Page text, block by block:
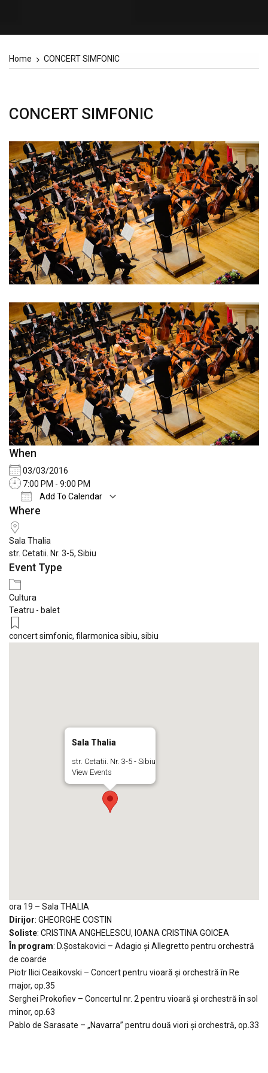
Home CONCERT SIMFONIC
CONCERT SIMFONIC
When
03/03/2016
7:00 PM - 9:00 PM
Add To Calendar
Download ICS
Where
Sala Thalia
str. Cetatii. Nr. 3-5, Sibiu
Event Type
Cultura
Teatru - balet
concert simfonic, filarmonica sibiu, sibiu
Sala Thalia
str. Cetatii. Nr. 3-5 - Sibiu
View Events
ora 19 – Sala THALIA
Dirijor: GHEORGHE COSTIN
Soliste: CRISTINA ANGHELESCU, IOANA CRISTINA GOICEA
În program: D.Şostakovici – Adagio şi Allegretto pentru orchestră
de coarde
Piotr Ilici Ceaikovski – Concert pentru vioară şi orchestră în Re
major, op.35
Serghei Prokofiev – Concertul nr. 2 pentru vioară şi orchestră în sol
minor, op.63
Pablo de Sarasate – „Navarra” pentru două viori şi orchestră, op.33